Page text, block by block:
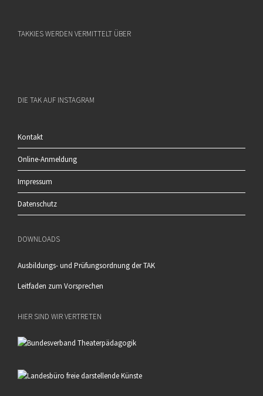
TAKKIES WERDEN VERMITTELT ÜBER
DIE TAK AUF INSTAGRAM
Kontakt
Online-Anmeldung
Impressum
Datenschutz
DOWNLOADS
Ausbildungs- und Prüfungsordnung der TAK
Leitfaden zum Vorsprechen
HIER SIND WIR VERTRETEN